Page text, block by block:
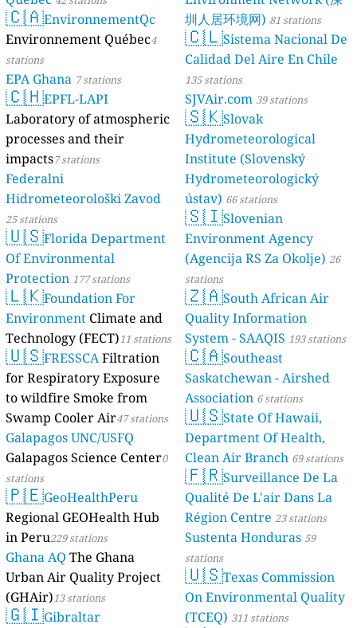
🇨🇦EnvironnementQc
Environnement Québec4
stations
EPA Ghana 7 stations
🇨🇭EPFL-LAPI
Laboratory of atmospheric
processes and their
impacts7 stations
Federalni
Hidrometeorološki Zavod
25 stations
🇺🇸Florida Department
Of Environmental
Protection 177 stations
🇱🇰Foundation For
Environment Climate and
Technology (FECT)11 stations
🇺🇸FRESSCAFiltration
for Respiratory Exposure
to wildfire Smoke from
Swamp Cooler Air47 stations
Galapagos UNC/USFQ
Galapagos Science Center0
stations
🇵🇪GeoHealthPeru
Regional GEOHealth Hub
in Peru229 stations
Ghana AQ The Ghana
Urban Air Quality Project
(GHAir)13 stations
🇬🇮Gibraltar
圳人居环境网) 81 stations
🇨🇱Sistema Nacional De
Calidad Del Aire En Chile
135 stations
SJVAir.com 39 stations
🇸🇰Slovak
Hydrometeorological
Institute (Slovenský
Hydrometeorologický
ústav) 66 stations
🇸🇮Slovenian
Environment Agency
(Agencija RS Za Okolje) 26
stations
🇿🇦South African Air
Quality Information
System - SAAQIS 193 stations
🇨🇦Southeast
Saskatchewan - Airshed
Association 6 stations
🇺🇸State Of Hawaii,
Department Of Health,
Clean Air Branch 69 stations
🇫🇷Surveillance De La
Qualité De L'air Dans La
Région Centre 23 stations
Sustenta Honduras 59
stations
🇺🇸Texas Commission
On Environmental Quality
(TCEQ) 311 stations